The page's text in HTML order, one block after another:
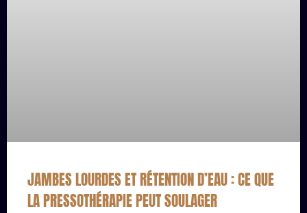
JAMBES LOURDES ET RÉTENTION D’EAU : CE QUE
LA PRESSOTHÉRAPIE PEUT SOULAGER